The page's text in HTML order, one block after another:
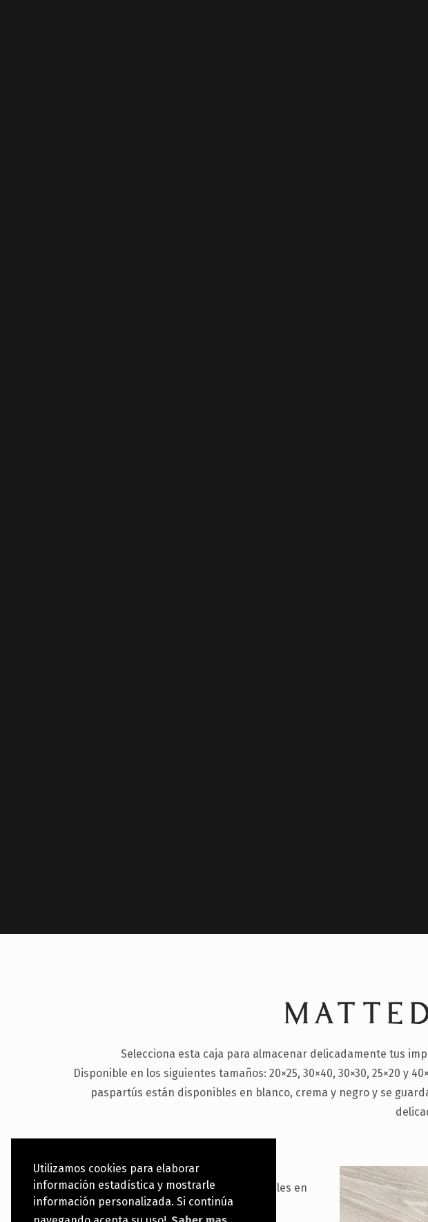
Utilizamos cookies para elaborar
información estadística y mostrarle
información personalizada. Si continúa
Selecciona esta caja para almacenar delicadamente tus
Disponible en los siguientes tamaños: 20×25, 30×40, 30×30, 25×20 y
paspartús están disponibles en blanco, crema y negro y se
Caja (Photobox o Deluxe Box): Disponibles en
las colecciones Basik, Nubuk o Fabrik